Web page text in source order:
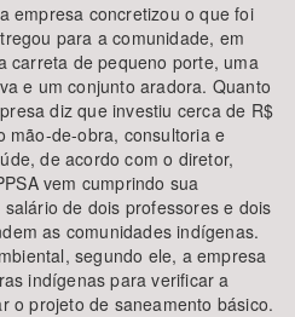
empresa concretizou o que foi
para a comunidade, em
carreta de pequeno porte, uma
e um conjunto aradora. Quanto
diz que investiu cerca de R$
mão-de-obra, consultoria e
de acordo com o diretor,
vem cumprindo sua
de dois professores e dois
as comunidades indígenas.
segundo ele, a empresa
indígenas para verificar a
o projeto de saneamento básico.